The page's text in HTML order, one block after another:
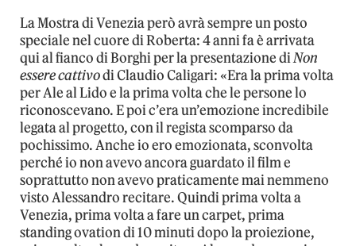
La Mostra di Venezia però avrà sempre un posto
speciale nel cuore di Roberta: 4 anni fa è arrivata
qui al fianco di Borghi per la presentazione diNon
essere cattivodi Claudio Caligari: «Era la prima volta
per Ale al Lido e la prima volta che le persone lo
riconoscevano. E poi c’era un’emozione incredibile
legata al progetto, con il regista scomparso da
pochissimo. Anche io ero emozionata, sconvolta
perché io non avevo ancora guardato il film e
soprattutto non avevo praticamente mai nemmeno
visto Alessandro recitare. Quindi prima volta a
Venezia, prima volta a fare un carpet, prima
standing ovation di 10 minuti dopo la proiezione,